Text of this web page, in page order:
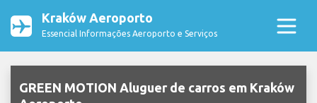
Kraków Aeroporto
Essencial Informações Aeroporto e Serviços
GREEN MOTION Aluguer de carros em Kraków